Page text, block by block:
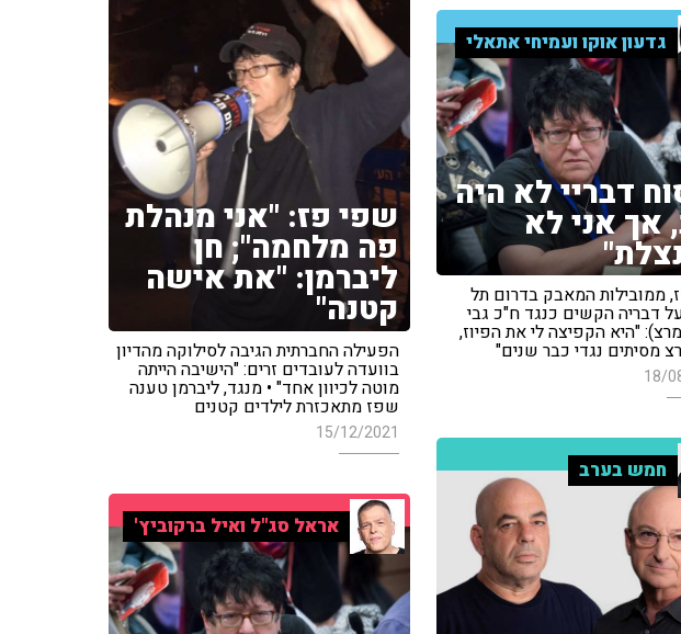
שפי פז: "אני מנהלת
פה מלחמה"; חן
ליברמן: "את אישה
קטנה"
הפעילה החברתית הגיבה לסילוקה מהדיון
בוועדה לעובדים זרים: "הישיבה הייתה
מוטה לכיוון אחד" • מנגד, ליברמן טענה
שפז מתאכזרת לילדים קטנים
15/12/2021
גדעון אוקו ועמיחי אתאלי
דבריי לא היה
אך אני לא
ממובילות המאבק בדרום תל
דבריה הקשים כנגד ח"כ גבי
"היא הקפיצה לי את הפיוז,
מסיתים נגדי כבר שנים"
18/
חמש בערב
אראל סג"ל ואיל ברקוביץ'